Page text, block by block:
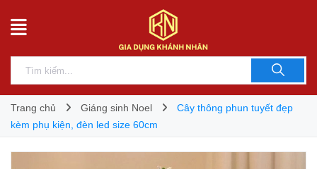
Trang chủ Giáng sinh Noel
Cây thông phun tuyết đẹp
kèm phụ kiện, đèn led size 60cm